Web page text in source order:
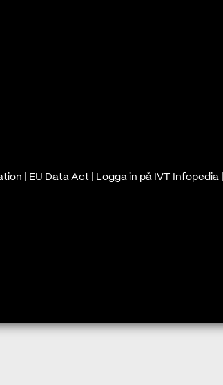
EU Data Act Logga in på IVT Infopedia